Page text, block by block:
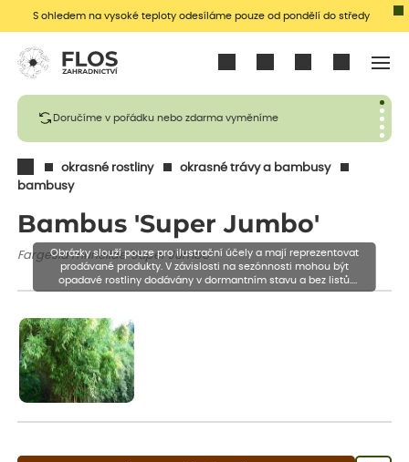
S ohledem na vysoké teploty odesíláme pouze od pondělí do středy
Doručíme v pořádku nebo zdarma vyměníme
okrasné rostliny
okrasné trávy a bambusy
bambusy
Bambus 'Super Jumbo'
Fargesia murieliae 'Super Jumbo'
Obrázky slouží pouze pro ilustrační účely a mají reprezentovat
prodávané produkty. V závislosti na sezónnosti mohou být
opadavé rostliny dodávány v dormantním stavu a bez listů.
Rostliny mohou být také sestřiženy níže, než je uvedená výška,